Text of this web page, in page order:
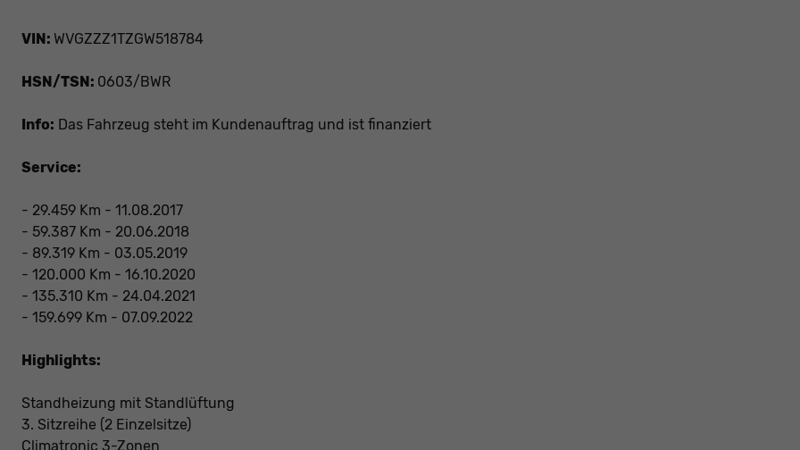
VIN: WVGZZZ1TZGW518784
HSN/TSN: 0603/BWR
Info: Das Fahrzeug steht im Kundenauftrag und ist finanziert
Service:
- 29.459 Km - 11.08.2017
- 59.387 Km - 20.06.2018
- 89.319 Km - 03.05.2019
- 120.000 Km - 16.10.2020
- 135.310 Km - 24.04.2021
- 159.699 Km - 07.09.2022
Highlights:
Standheizung mit Standlüftung
3. Sitzreihe (2 Einzelsitze)
Climatronic 3-Zonen